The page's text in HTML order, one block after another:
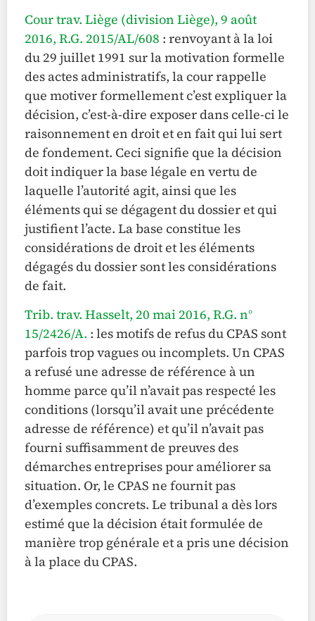
Cour trav. Liège (division Liège), 9 août
2016, R.G. 2015/AL/608 : renvoyant à la loi
du 29 juillet 1991 sur la motivation formelle
des actes administratifs, la cour rappelle
que motiver formellement c’est expliquer la
décision, c’est-à-dire exposer dans celle-ci le
raisonnement en droit et en fait qui lui sert
de fondement. Ceci signifie que la décision
doit indiquer la base légale en vertu de
laquelle l’autorité agit, ainsi que les
éléments qui se dégagent du dossier et qui
justifient l’acte. La base constitue les
considérations de droit et les éléments
dégagés du dossier sont les considérations
de fait.
Trib. trav. Hasselt, 20 mai 2016, R.G. n°
15/2426/A. : les motifs de refus du CPAS sont
parfois trop vagues ou incomplets. Un CPAS
a refusé une adresse de référence à un
homme parce qu’il n’avait pas respecté les
conditions (lorsqu’il avait une précédente
adresse de référence) et qu’il n’avait pas
fourni suffisamment de preuves des
démarches entreprises pour améliorer sa
situation. Or, le CPAS ne fournit pas
d’exemples concrets. Le tribunal a dès lors
estimé que la décision était formulée de
manière trop générale et a pris une décision
à la place du CPAS.